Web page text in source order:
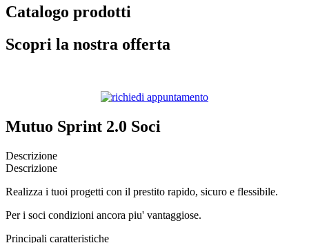
Catalogo prodotti
Scopri la nostra offerta
Mutuo Sprint 2.0 Soci
Descrizione
Descrizione
Realizza i tuoi progetti con il prestito rapido, sicuro e flessibile.
Per i soci condizioni ancora piu' vantaggiose.
Principali caratteristiche